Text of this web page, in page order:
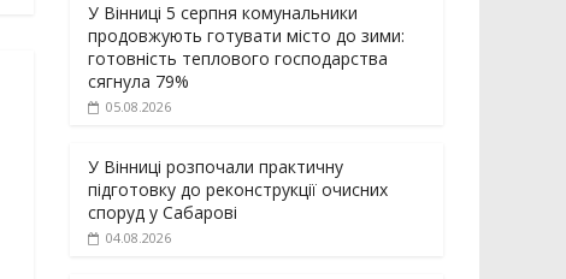
У Вінниці 5 серпня комунальники
продовжують готувати місто до зими:
готовність теплового господарства
сягнула 79%
05.08.2026
У Вінниці розпочали практичну
підготовку до реконструкції очисних
споруд у Сабарові
04.08.2026